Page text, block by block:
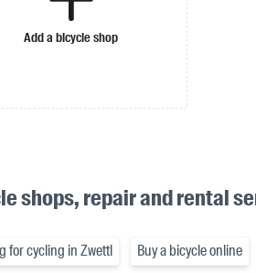
Add a bicycle shop
shops, repair and rental
for cycling in Zwettl Buy a bicycle online